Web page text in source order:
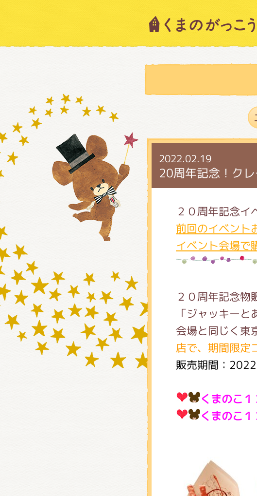
2022.02.19
20周年記念！ク
２０周年記念イ
前回のイベント
イベント会場で
２０周年記念物
「ジャッキー
会場と同じく東
店で、 期間限定
販売期間：
くまのこ
くまのこ
キャラクター
スタッフブロ
絵本・作家紹介
ショップイン
グッズインフ
ミュージカル
おたのしみコ
チア ジャッ
くまのがっこ